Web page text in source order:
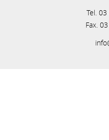
Tel.
Fax.